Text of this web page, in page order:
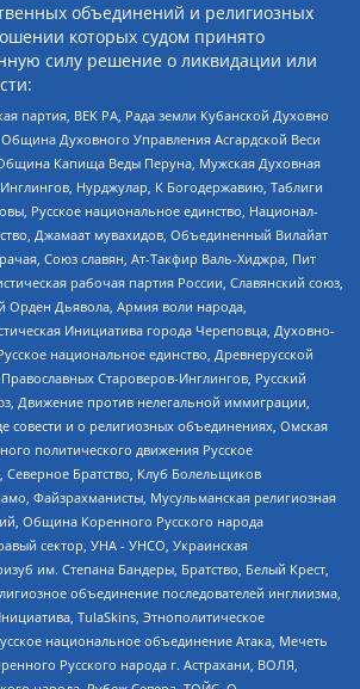
объединений и религиозных
которых судом принято
силу решение о ликвидации или
партия, ВЕК РА, Рада земли Кубанской Духовно
Духовного Управления Асгардской Веси
Капища Веды Перуна, Мужская Духовная
Нурджулар, К Богодержавию, Таблиги
Русское национальное единство, Национал-
Джамаат мувахидов, Объединенный Вилайат
Союз славян, Ат-Такфир Валь-Хиджра, Пит
рабочая партия России, Славянский союз,
Орден Дьявола, Армия воли народа,
Инициатива города Череповца, Духовно-
национальное единство, Древнерусской
Староверов-Инглингов, Русский
Движение против нелегальной иммиграции,
совести и о религиозных объединениях, Омская
политического движения Русское
Северное Братство, Клуб Болельщиков
Файзрахманисты, Мусульманская религиозная
Община Коренного Русского народа
сектор, УНА - УНСО, Украинская
им. Степана Бандеры, Братство, Белый Крест,
объединение последователей инглиизма,
TulaSkins, Этнополитическое
национальное объединение Атака, Мечеть
Русского народа г. Астрахани, ВОЛЯ,